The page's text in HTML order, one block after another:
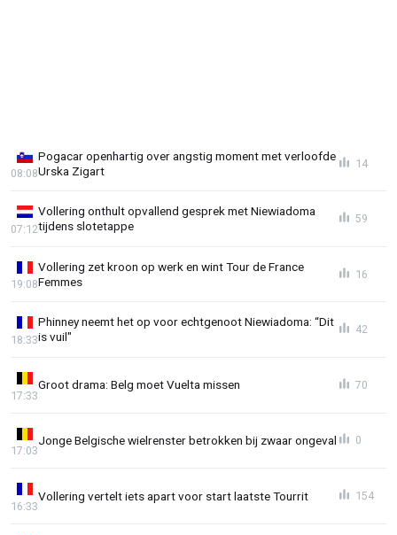
Pogacar openhartig over angstig moment met verloofde
Urska Zigart
08:08
14
Vollering onthult opvallend gesprek met Niewiadoma
tijdens slotetappe
07:12
59
Vollering zet kroon op werk en wint Tour de France
Femmes
19:08
16
Phinney neemt het op voor echtgenoot Niewiadoma: “Dit
is vuil"
18:33
42
Groot drama: Belg moet Vuelta missen
17:33
70
Jonge Belgische wielrenster betrokken bij zwaar ongeval
17:03
0
Vollering vertelt iets apart voor start laatste Tourrit
16:33
154